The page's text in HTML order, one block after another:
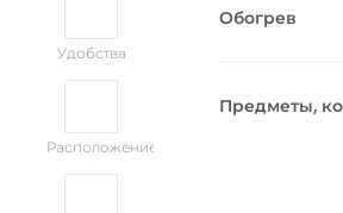
Удобства
Расположение
Обогрев
Предметы,